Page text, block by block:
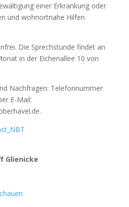
einer Erkrankung oder
und wohnortnahe Hilfen
Die Sprechstunde findet an
in der Eichenallee 10 von
Nachfragen: Telefonnummer
E-Mail:
Glienicke